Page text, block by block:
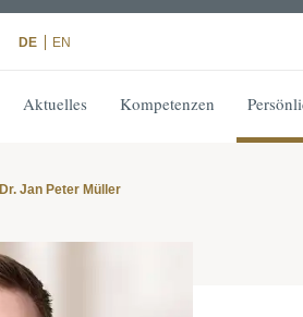
DE EN
Aktuelles Kompetenzen
Dr. Jan Peter Müller